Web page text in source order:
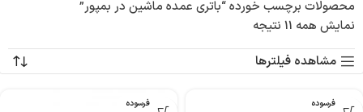
محصولات برچسب خورده “باتری عمده ماشین در بمپور”
نمایش همه 11 نتیجه
مشاهده فیلترها
بدون فرسوده بدون فرسوده